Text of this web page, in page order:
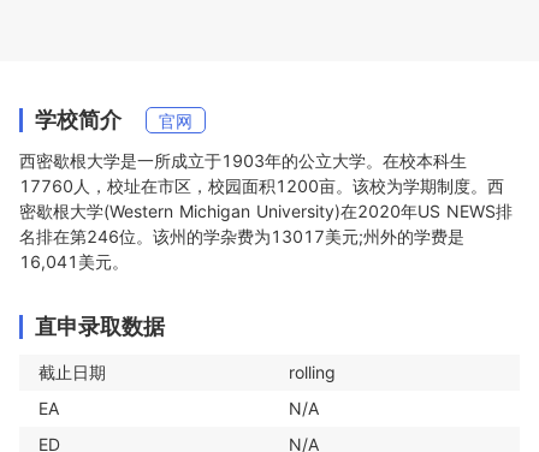
学校简介
官网
西密歇根大学是一所成立于1903年的公立大学。在校本科生
17760人，校址在市区，校园面积1200亩。该校为学期制度。西
密歇根大学(Western Michigan University)在2020年US NEWS排
名排在第246位。该州的学杂费为13017美元;州外的学费是
16,041美元。
直申录取数据
截止日期
rolling
EA
N/A
ED
N/A